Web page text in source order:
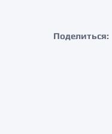
Поделиться: